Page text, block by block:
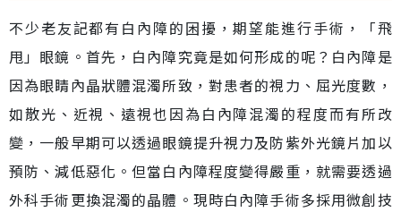
不少老友記都有白內障的困擾，期望能進行手術，「飛
甩」眼鏡。首先，白內障究竟是如何形成的呢？白內障是
因為眼睛內晶狀體混濁所致，對患者的視力、屈光度數，
如散光、近視、遠視也因為白內障混濁的程度而有所改
變，一般早期可以透過眼鏡提升視力及防紫外光鏡片加以
預防、減低惡化。但當白內障程度變得嚴重，就需要透過
外科手術更換混濁的晶體。現時白內障手術多採用微創技